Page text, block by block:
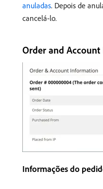
anuladas. Depois de
cancelá-lo.
Order and
Informações do